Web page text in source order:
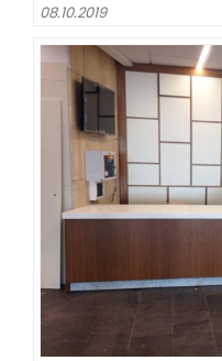
08.10.2019